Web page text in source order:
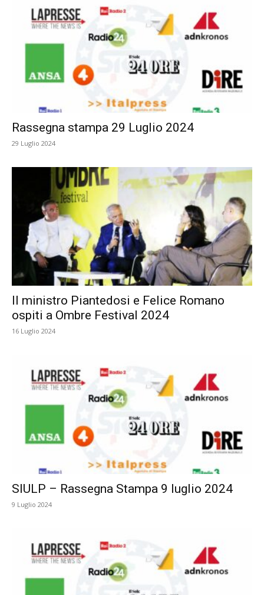
Rassegna stampa 29 Luglio 2024
29 Luglio 2024
Il ministro Piantedosi e Felice Romano
ospiti a Ombre Festival 2024
16 Luglio 2024
SIULP – Rassegna Stampa 9 luglio 2024
9 Luglio 2024